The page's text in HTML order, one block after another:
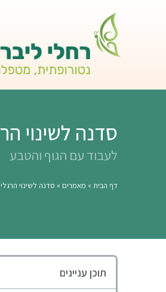
סדנה לשינוי
לעבוד עם הגוף והטבע
דף הבית» מאמרים » סדנה לשינוי
תוכן עניינים